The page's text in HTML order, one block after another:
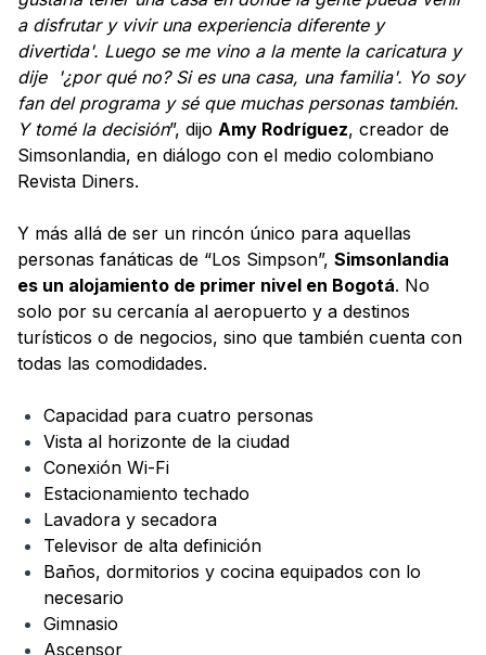
a disfrutar y vivir una experiencia diferente y
divertida'. Luego se me vino a la mente la caricatura y
dije '¿por qué no? Si es una casa, una familia'. Yo soy
fan del programa y sé que muchas personas también.
Y tomé la decisión”, dijo Amy Rodríguez, creador de
Simsonlandia, en diálogo con el medio colombiano
Revista Diners.
Y más allá de ser un rincón único para aquellas
personas fanáticas de “Los Simpson”, Simsonlandia
es un alojamiento de primer nivel en Bogotá. No
solo por su cercanía al aeropuerto y a destinos
turísticos o de negocios, sino que también cuenta con
todas las comodidades.
Capacidad para cuatro personas
Vista al horizonte de la ciudad
Conexión Wi-Fi
Estacionamiento techado
Lavadora y secadora
Televisor de alta definición
Baños, dormitorios y cocina equipados con lo
necesario
Gimnasio
Ascensor